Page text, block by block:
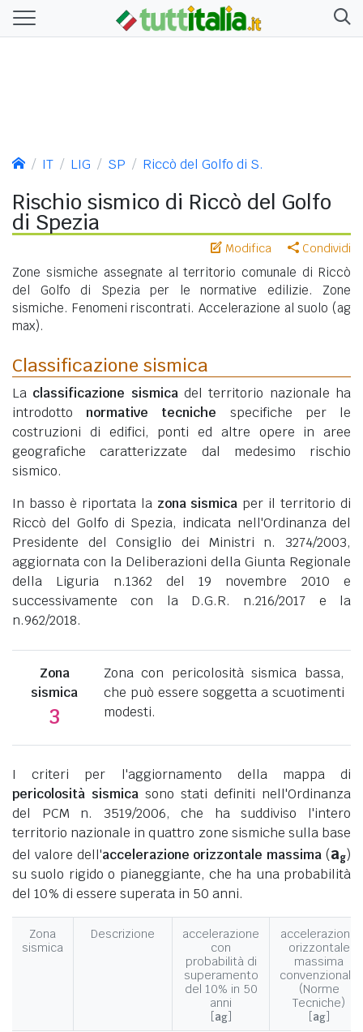
IT LIG SP Riccò del Golfo di S.
Rischio sismico di Riccò del Golfo
di Spezia
Modifica Condividi
Zone sismiche assegnate al territorio comunale di Riccò
del Golfo di Spezia per le normative edilizie. Zone
sismiche. Fenomeni riscontrati. Accelerazione al suolo (ag
max).
Classificazione sismica
La classificazione sismicadel territorio nazionale ha
introdotto normative tecniche specifiche per le
costruzioni di edifici, ponti ed altre opere in aree
geografiche caratterizzate dal medesimo rischio
sismico.
In basso è riportata la zona sismica per il territorio di
Riccò del Golfo di Spezia, indicata nell'Ordinanza del
Presidente del Consiglio dei Ministri n. 3274/2003,
aggiornata con la Deliberazioni della Giunta Regionale
della Liguria n.1362 del 19 novembre 2010 e
successivamente con la D.G.R. n.216/2017 e la
n.962/2018.
Zona
sismica
3
Zona con pericolosità sismica bassa,
che può essere soggetta a scuotimenti
modesti.
I criteri per l'aggiornamento della mappa di
pericolosità sismica sono stati definiti nell'Ordinanza
del PCM n. 3519/2006, che ha suddiviso l'intero
territorio nazionale in quattro zone sismiche sulla base
del valore dell'accelerazione orizzontale massima (ag)
su suolo rigido o pianeggiante, che ha una probabilità
del 10% di essere superata in 50 anni.
Zona
sismica
Descrizione
accelerazione
con
probabilità di
superamento
del 10% in 50
anni
[ag]
accelerazione
orizzontale
massima
convenzionale
(Norme
Tecniche)
[ag]